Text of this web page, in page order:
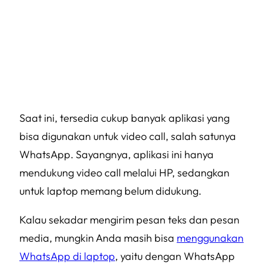
Saat ini, tersedia cukup banyak aplikasi yang
bisa digunakan untuk video call, salah satunya
WhatsApp. Sayangnya, aplikasi ini hanya
mendukung video call melalui HP, sedangkan
untuk laptop memang belum didukung.
Kalau sekadar mengirim pesan teks dan pesan
media, mungkin Anda masih bisa menggunakan
WhatsApp di laptop, yaitu dengan WhatsApp